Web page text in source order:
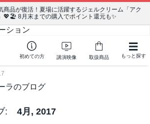
商品が復活！夏場に活躍するジェルクリーム「アク
💖🏖️ 8月末までの購入でポイント還元も✨
初めての方 講演映像 取扱商品 もっと探す
: 4月, 2017